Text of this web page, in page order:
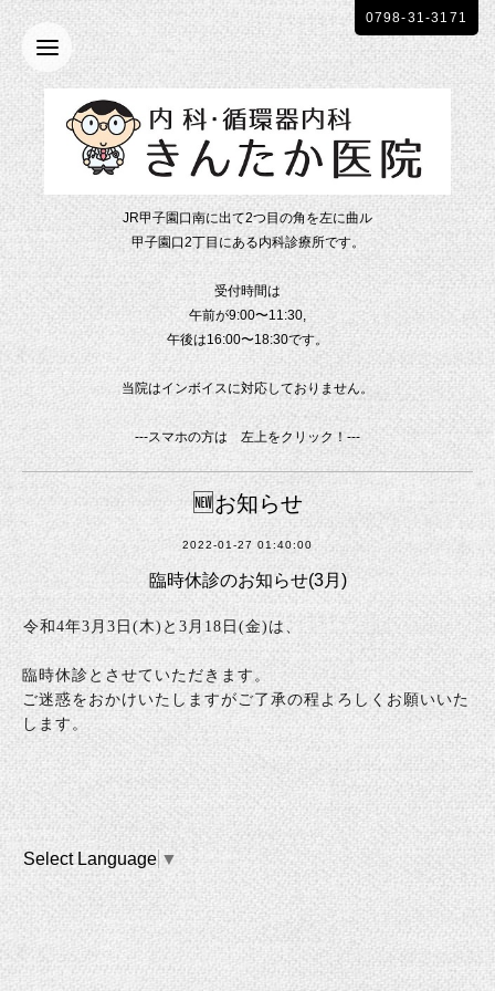
JR甲子園口南に出て2つ目の角を左に曲ル
甲子園口2丁目にある内科診療所です。
受付時間は
午前が9:00〜11:30,
午後は16:00〜18:30です。
当院はインボイスに対応しておりません。
---スマホの方は 左上をクリック！---
0798-31-3171
🆕お知らせ
2022-01-27 01:40:00
臨時休診のお知らせ(3月)
令和4年3 月3日(木)と3月18日(金)は、
臨時休診とさせていただきます。
ご迷惑をおかけいたしますがご了承の程よろしくお願いいた
します。
Select Language ▼